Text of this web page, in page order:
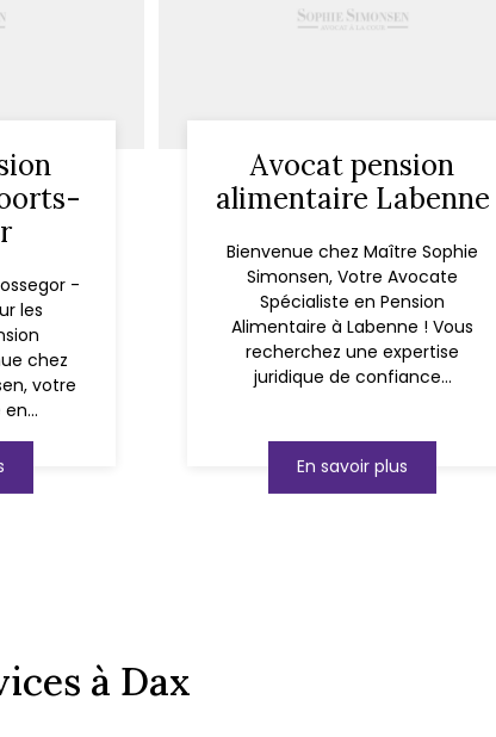
-
les
chez
votre
Avocat pension
alimentaire Labenne
Bienvenue chez Maître Sophie
Simonsen, Votre Avocate
Spécialiste en Pension
Alimentaire à Labenne ! Vous
recherchez une expertise
juridique de confiance...
En savoir plus
à Dax